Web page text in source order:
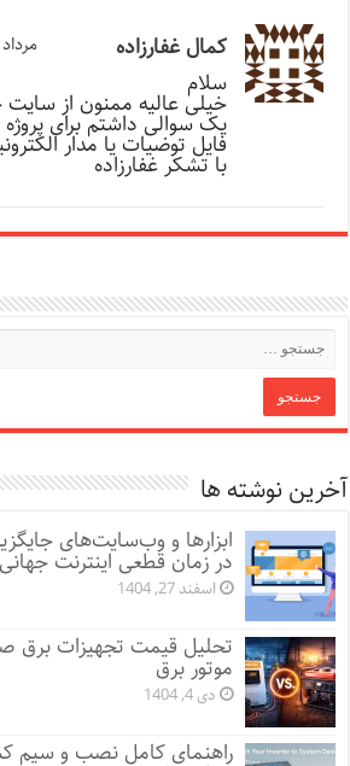
کمال غفارزاده مرداد 3, 1402 در 10:19 ق.ظ
سلام
خیلی عالیه ممنون از سایت
فایل توضیات یا مدار
با تشکر غفارزاده
آخرین نوشته ها
ابزارها و وب‌سایت‌های
در زمان قطعی اینترنت
اسفند 27, 1404
تحلیل قیمت تجهیزات برق
موتور برق
دی 4, 1404
راهنمای کامل نصب و سیم